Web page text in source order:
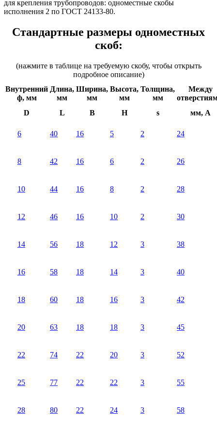
для крепления трубопроводов: одноместные скобы
исполнения 2 по ГОСТ 24133-80.
Стандартные размеры одноместных
скоб:
(нажмите в таблице на требуемую скобу, чтобы открыть
подробное описание)
Внутренний
ф, мм
Длина,
мм
Ширина,
мм
Высота,
мм
Толщина,
мм
Между
D
L B H s мм, A
6 40 16 5 2 24
8 42 16 6 2 26
10 44 16 8 2 28
12 46 16 10 2 30
14 56 18 12 3 38
16 58 18 14 3 40
18 60 18 16 3 42
20 63 18 18 3 45
22 74 22 20 3 52
25 77 22 22 3 55
28 80 22 24 3 58